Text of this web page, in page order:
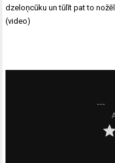
izvēlne
dzeloņcūku un tūlīt pat to
(video)